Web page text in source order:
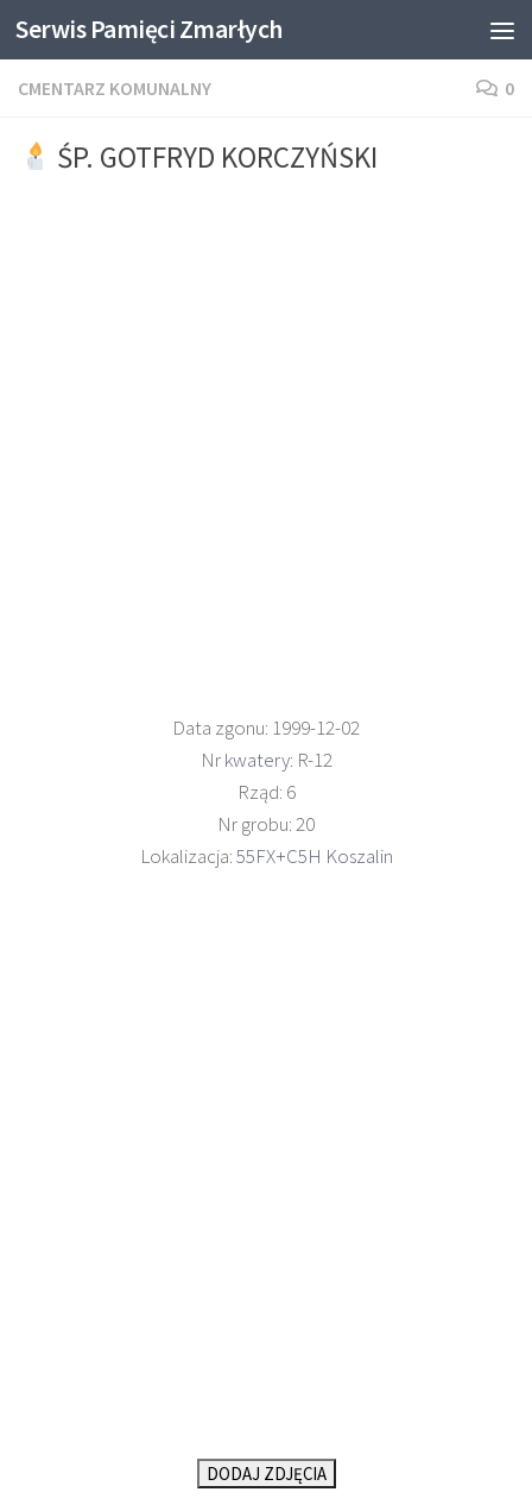
Skip to content
Serwis Pamięci Zmarłych
CMENTARZ KOMUNALNY 0
ŚP. GOTFRYD KORCZYŃSKI
Data zgonu: 1999-12-02
Nrkwatery: R-12
Rząd: 6
Nr grobu: 20
Lokalizacja:55FX+C5H Koszalin
DODAJ ZDJĘCIA